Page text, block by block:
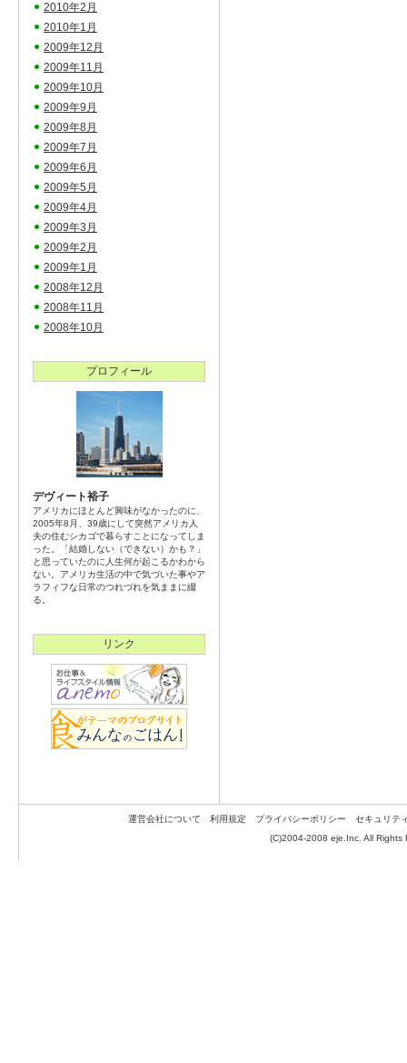
2010年2月
2010年1月
2009年12月
2009年11月
2009年10月
2009年9月
2009年8月
2009年7月
2009年6月
2009年5月
2009年4月
2009年3月
2009年2月
2009年1月
2008年12月
2008年11月
2008年10月
プロフィール
デヴィート裕子
アメリカにほとんど興味がなかったのに、
2005年8月、39歳にして突然アメリカ人
夫の住むシカゴで暮らすことになってしま
った。「結婚しない（できない）かも？」
と思っていたのに人生何が起こるかわから
ない。アメリカ生活の中で気づいた事やア
ラフィフな日常のつれづれを気ままに綴
る。
リンク
運営会社について 利用規定 プライバシーポリシー
セキュリテ
(C)2004-2008 eje.Inc. All Rights